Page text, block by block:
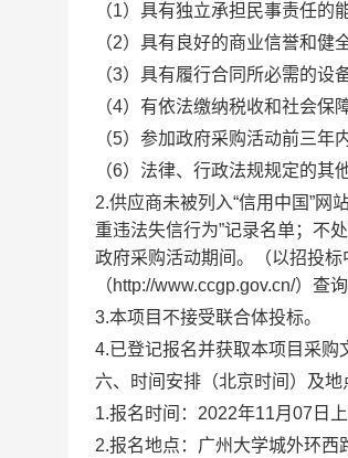
（1）具有独立承担民事责任的
（2）具有良好的商业信誉和健
（3）具有履行合同所必需的设
（4）有依法缴纳税收和社会保
（5）参加政府采购活动前三年
（6）法律、行政法规规定的其
2.供应商未被列入“信用中国”网
重违法失信行为”记录名单；不
政府采购活动期间。（以招投标
（http://www.ccgp.gov.cn/）查
3.本项目不接受联合体投标。
4.已登记报名并获取本项目采购
六、时间安排（北京时间）及地
1.报名时间：2022年11月07日上
2.报名地点：广州大学城外环西